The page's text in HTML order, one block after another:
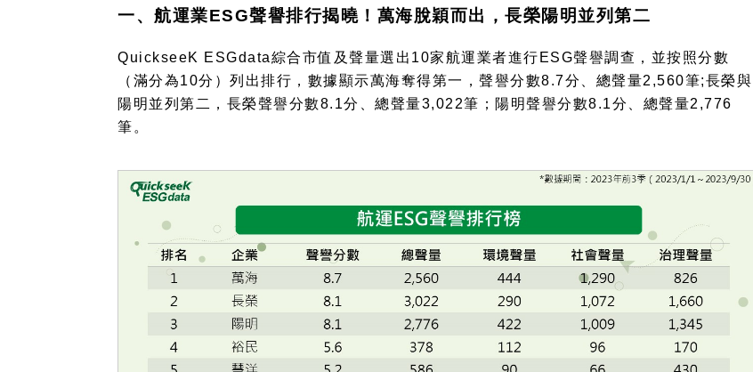
一、航運業ESG聲譽排行揭曉！萬海脫穎而出，長榮陽明並列第二
QuickseeK ESGdata綜合市值及聲量選出 10家航運業者進行 ESG聲譽調查，並按照分數
（滿分為10分）列出排行，數據顯示萬海奪得第一，聲譽分數8.7分、總聲量2,560筆;長榮與
陽明並列第二，長榮聲譽分數8.1分、總聲量3,022筆；陽明聲譽分數8.1分、總聲量2,776
筆。